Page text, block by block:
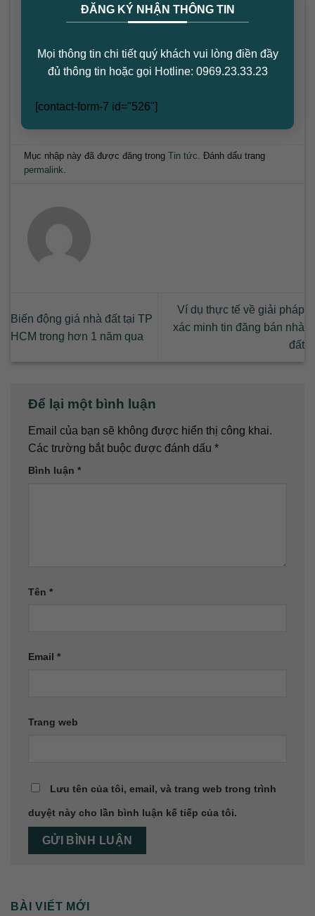
ĐĂNG KÝ NHẬN THÔNG TIN
Mọi thông tin chi tiết quý khách vui lòng điền đầy
đủ thông tin hoặc gọi Hotline: 0969.23.33.23
[contact-form-7 id="526"]
cho bạn những phân tích chuyên sâu và cập nhật thị
trường chính xác nhất. Hãy theo dõi chúng tôi để
động sản!
Mục nhập này đã được đăng trongTin tức. Đánh dấu trang
permalink.
Biến động giá nhà đất tại TP
HCM trong hơn 1 năm qua
Ví dụ thực tế về giải pháp
xác minh tin đăng bán nhà
đất
Để lại một bình luận
Email của bạn sẽ không được hiển thị công khai.
Các trường bắt buộc được đánh dấu *
Bình luận *
Tên *
Email *
Trang web
Lưu tên của tôi, email, và trang web trong trình
duyệt này cho lần bình luận kế tiếp của tôi.
BÀI VIẾT MỚI